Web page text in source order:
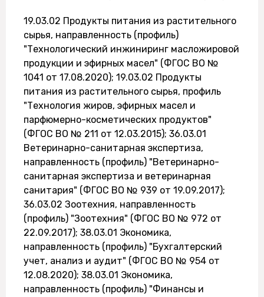
19.03.02 Продукты питания из растительного
сырья, направленность (профиль)
"Технологический инжиниринг масложировой
продукции и эфирных масел" (ФГОС ВО №
1041 от 17.08.2020); 19.03.02 Продукты
питания из растительного сырья, профиль
"Технология жиров, эфирных масел и
парфюмерно-косметических продуктов"
(ФГОС ВО № 211 от 12.03.2015); 36.03.01
Ветеринарно-санитарная экспертиза,
направленность (профиль) "Ветеринарно-
санитарная экспертиза и ветеринарная
санитария" (ФГОС ВО № 939 от 19.09.2017);
36.03.02 Зоотехния, направленность
(профиль) "Зоотехния" (ФГОС ВО № 972 от
22.09.2017); 38.03.01 Экономика,
направленность (профиль) "Бухгалтерский
учет, анализ и аудит" (ФГОС ВО № 954 от
12.08.2020); 38.03.01 Экономика,
направленность (профиль) "Финансы и